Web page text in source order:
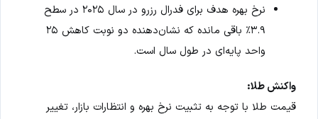
نرخ بهره هدف برای فدرال رزرو در سال ۲۰۲۵ در سطح
۳.۹٪ باقی مانده که نشان‌دهنده دو نوبت کاهش ۲۵
واحد پایه‌ای در طول سال است.
واکنش طلا:
قیمت طلا با توجه به تثبیت نرخ بهره و انتظارات بازار، تغییر